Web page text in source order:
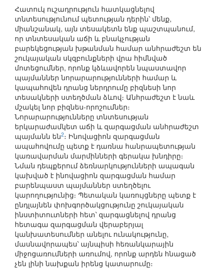
Հատուկ ուշադրություն հատկացնելով
տնտեսությունում պետության դերին՝ մենք,
միանշանակ, այն տեսակետն ենք պաշտպանում,
որ տնտեսական աճի և բնակչության
բարեկեցության խթանման համար անհրաժեշտ են
շուկայական սկզբունքների վրա հիմնված
մոտեցումներ, որոնք կձևավորեն նպաստավոր
պայմաններ նորարարությունների համար և
կապահովեն դրանց ներդրումը բիզնեսի նոր
տեսակների ստեղծման ձևով։ Անհրաժեշտ է նաև
մշակել նոր բիզնես-որոշումներ։
Նորարարությունները տնտեսության
երկարաժամկետ աճի և զարգացման անհրաժեշտ
պայմանն են2։ Ինովացիոն զարգացման
ապահովումը պետք է դառնա հանրապետության
կառավարման մարմինների գերակա խնդիրը։
Նման դեպքերում ձեռնարկությունների ապագան
կախված է ինովացիոն զարգացման համար
բարենպաստ պայմաններ ստեղծելու
կարողությունից։ Պետական կառույցները պետք է
ընդլայնեն փոխգործակցությունը շուկայական
ինստիտուտների հետ՝ զարգացնելով դրանց
հետագա զարգացման վերաբերյալ
կանխատեսումներ անելու ունակությունը,
մասնավորապես՝ այնպիսի հեռանկարային
միջոցառումների առումով, որոնք արդեն հնացած
չեն լինի նախքան իրենց կատարումը։